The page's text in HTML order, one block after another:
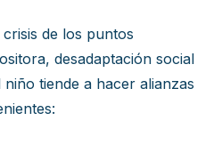
de los puntos
desadaptación social
tiende a hacer alianzas